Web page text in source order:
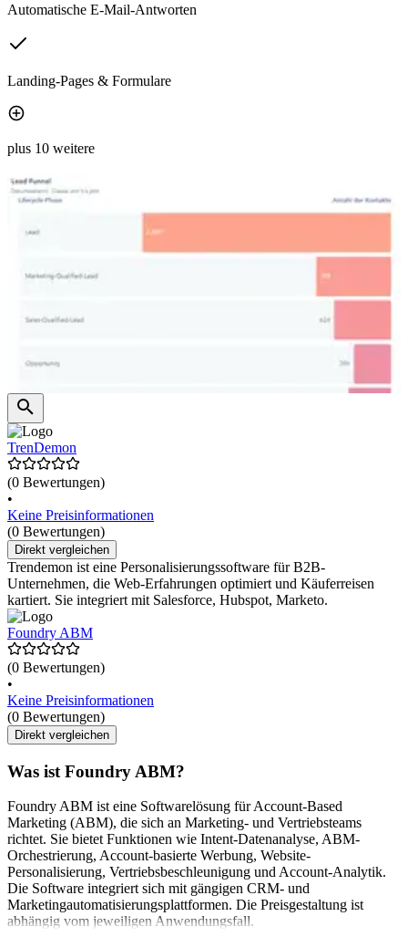
Automatische E-Mail-Antworten
Landing-Pages & Formulare
plus 10 weitere
TrenDemon
(0 Bewertungen)
•
Keine Preisinformationen
(0 Bewertungen)
Direkt vergleichen
Trendemon ist eine Personalisierungssoftware für B2B-
Unternehmen, die Web-Erfahrungen optimiert und Käuferreisen
kartiert. Sie integriert mit Salesforce, Hubspot, Marketo.
Foundry ABM
(0 Bewertungen)
•
Keine Preisinformationen
(0 Bewertungen)
Direkt vergleichen
Was ist Foundry ABM?
Foundry ABM ist eine Softwarelösung für Account-Based
Marketing (ABM), die sich an Marketing- und Vertriebsteams
richtet. Sie bietet Funktionen wie Intent-Datenanalyse, ABM-
Orchestrierung, Account-basierte Werbung, Website-
Personalisierung, Vertriebsbeschleunigung und Account-Analytik.
Die Software integriert sich mit gängigen CRM- und
Marketingautomatisierungsplattformen. Die Preisgestaltung ist
abhängig vom jeweiligen Anwendungsfall.